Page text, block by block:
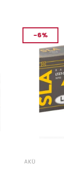
-6%
AKÜ